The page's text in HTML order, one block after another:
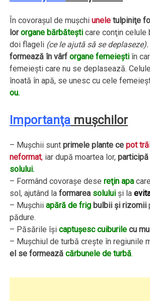
În covoraşul de muşchiunele tulpiniţe
lororgane bărbăteşti care conţin celule
doi flageli (ce le ajută să se deplaseze).
formează în vârforgane femeieşti în
femeieşti care nu se deplasează.
înoată în apă, se unesc cu cele
ou.
Importanţa muşchilor
– Muşchii suntprimele plante cepot
neformat, iar după moartea lor,
solului.
– Formând covoraşe desereţin apa
sol, ajutând la formarea solului şi la
– Muşchiiapără de frig bulbii şi rizomii
pădure.
– Păsările îşicaptuşesc cuiburile cu
– Muşchiul de turbă creşte în regiunile
el se formeazăcărbunele de turbă.